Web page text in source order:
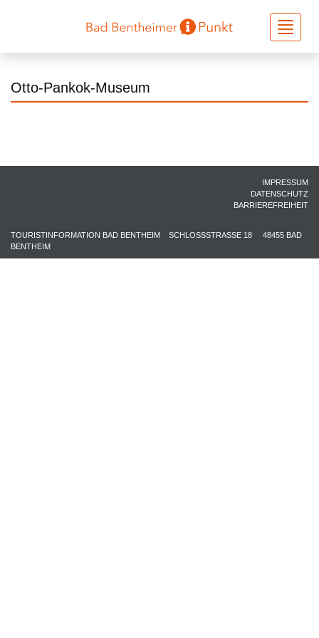
Toggle
Otto-Pankok-Museum
IMPRESSUM
DATENSCHUTZ
BARRIEREFREIHEIT
TOURISTINFORMATION BAD BENTHEIM SCHLOSSSTRASSE 18 48455 BAD
BENTHEIM